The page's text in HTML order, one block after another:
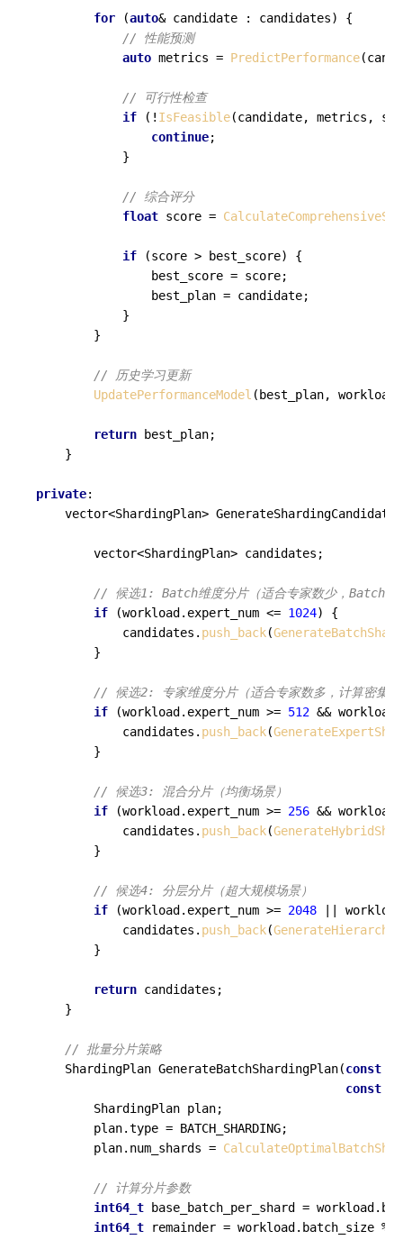
for (auto& candidate : candidates) {
// 性能预测
auto metrics = PredictPerformance
// 可行性检查
if (! IsFeasible(candidate, metrics,
continue;
            }
// 综合评分
float score =
if (score > best_score) {
                best_score = score;
                best_plan = candidate;
            }
        }
// 历史学习更新
UpdatePerformanceModel (best_plan,
return best_plan;
    }
private:
vector<ShardingPlan> GenerateShardingCandidates
        vector<ShardingPlan> candidates;
// 候选1: Batch维度分片（适合专家数少，Batch大
if (workload.expert_num <= 1024) {
            candidates.
push_back(
        }
// 候选2: 专家维度分片（适合专家数多，计算密集场
if (workload.expert_num >= 512 &&
            candidates.
push_back(
        }
// 候选3: 混合分片（均衡场景）
if (workload.expert_num >= 256 &&
            candidates.
push_back(
        }
// 候选4: 分层分片（超大规模场景）
if (workload.expert_num >= 2048 ||
            candidates.
push_back(
        }
return candidates;
    }
// 批量分片策略
ShardingPlan GenerateBatchShardingPlan(const
const
        ShardingPlan plan;
        plan.type = BATCH_SHARDING;
        plan.num_shards =
// 计算分片参数
int64_t base_batch_per_shard =
int64_t remainder = workload.batch_size %